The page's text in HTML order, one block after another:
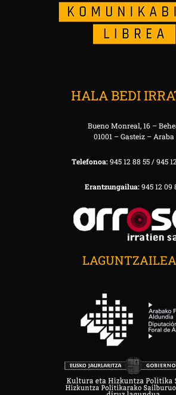
HALA BEDI
Bueno Monreal, 16 –
01001 – Gasteiz – Araba
Telefonoa:945 12 88 55 / 945
Erantzungailua:945 12 09